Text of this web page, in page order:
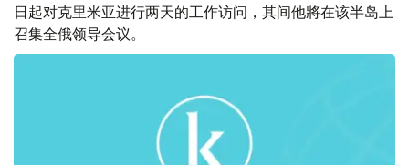
日起对克里米亚进行两天的工作访问，其间他將在该半岛上
召集全俄领导会议。